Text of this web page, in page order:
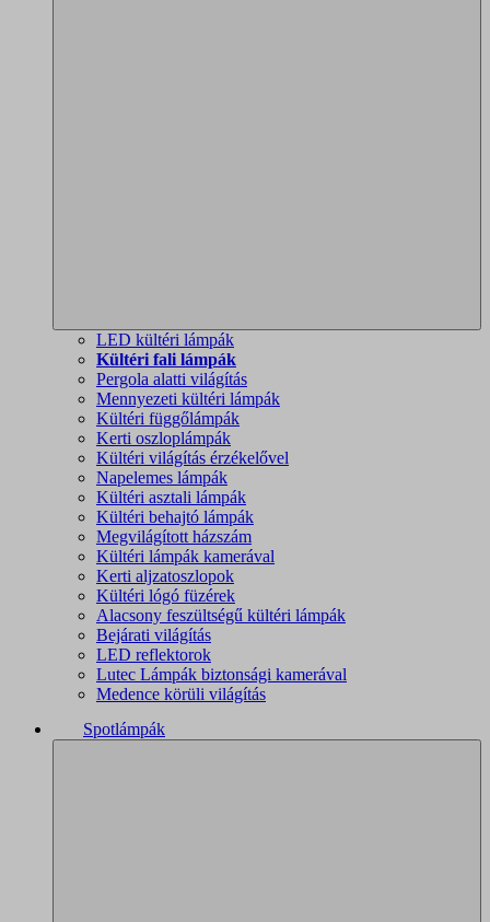
LED kültéri lámpák
Kültéri fali lámpák
Pergola alatti világítás
Mennyezeti kültéri lámpák
Kültéri függőlámpák
Kerti oszloplámpák
Kültéri világítás érzékelővel
Napelemes lámpák
Kültéri asztali lámpák
Kültéri behajtó lámpák
Megvilágított házszám
Kültéri lámpák kamerával
Kerti aljzatoszlopok
Kültéri lógó füzérek
Alacsony feszültségű kültéri lámpák
Bejárati világítás
LED reflektorok
Lutec Lámpák biztonsági kamerával
Medence körüli világítás
Spotlámpák